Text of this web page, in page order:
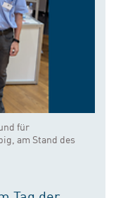
für
am Stand des